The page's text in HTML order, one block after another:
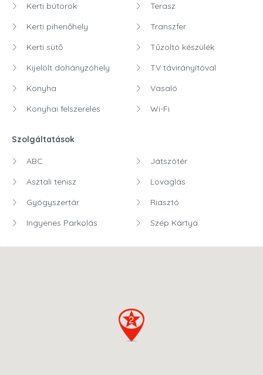
Kerti bútorok
Kerti pihenőhely
Kerti sütő
Kijelölt dohányzóhely
Konyha
Konyhai felszerelés
Terasz
Transzfer
Tűzoltó készülék
TV távirányítóval
Vasaló
Wi-Fi
Szolgáltatások
ABC
Asztali tenisz
Gyógyszertár
Ingyenes Parkolás
Játszótér
Lovaglás
Riasztó
Szép Kártya